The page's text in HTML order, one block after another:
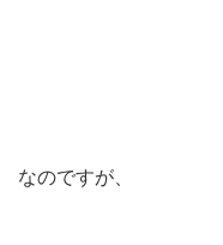
なのですが、